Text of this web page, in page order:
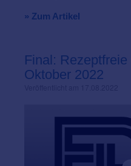
» Zum Artikel
Final:
Oktober 2022